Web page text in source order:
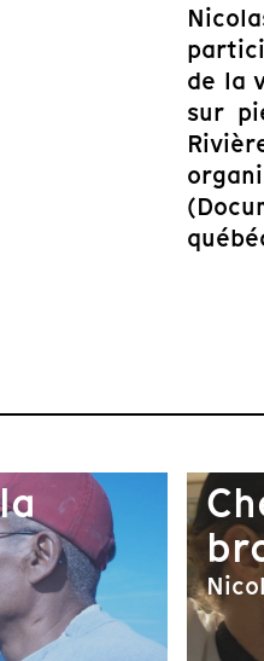
de la
sur